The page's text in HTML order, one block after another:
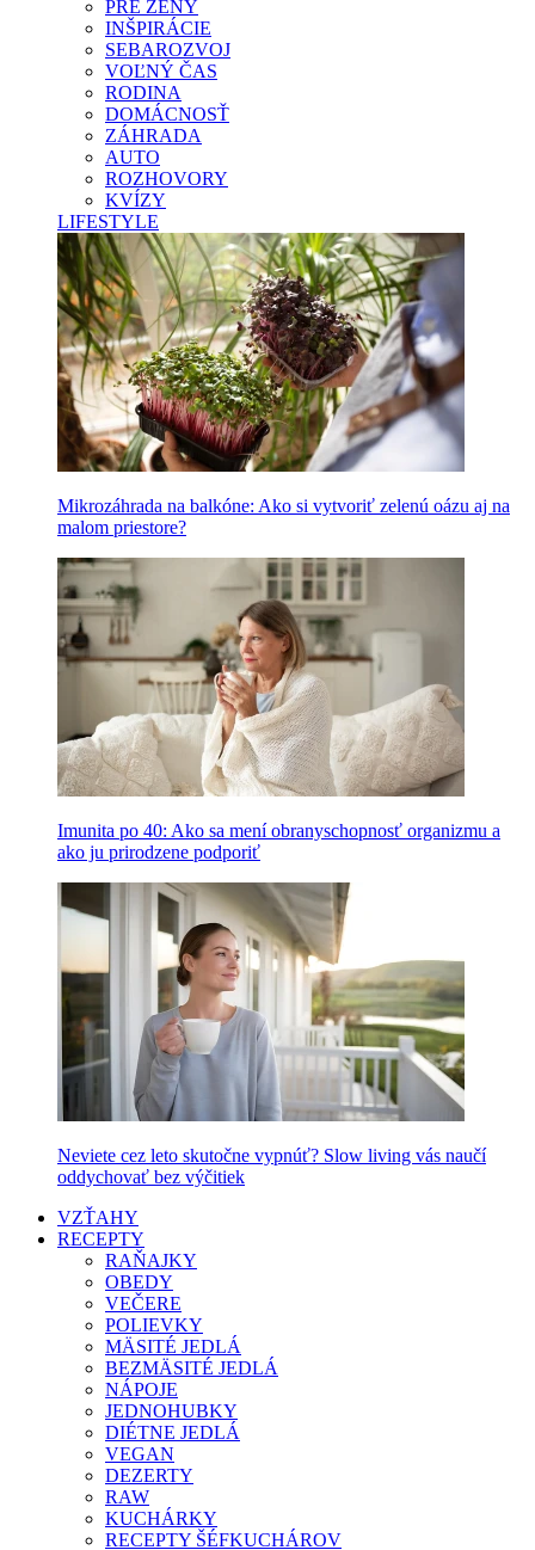
PRE ŽENY
INŠPIRÁCIE
SEBAROZVOJ
VOĽNÝ ČAS
RODINA
DOMÁCNOSŤ
ZÁHRADA
AUTO
ROZHOVORY
KVÍZY
LIFESTYLE
Mikrozáhrada na balkóne: Ako si vytvoriť zelenú oázu aj na
malom priestore?
Imunita po 40: Ako sa mení obranyschopnosť organizmu a
ako ju prirodzene podporiť
Neviete cez leto skutočne vypnúť? Slow living vás naučí
oddychovať bez výčitiek
VZŤAHY
RECEPTY
RAŇAJKY
OBEDY
VEČERE
POLIEVKY
MÄSITÉ JEDLÁ
BEZMÄSITÉ JEDLÁ
NÁPOJE
JEDNOHUBKY
DIÉTNE JEDLÁ
VEGAN
DEZERTY
RAW
KUCHÁRKY
RECEPTY ŠÉFKUCHÁROV